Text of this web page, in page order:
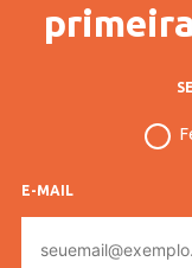
Veja outras
INFORMAÇÕES
Pompéia
Aplicação
E-MAIL
mail